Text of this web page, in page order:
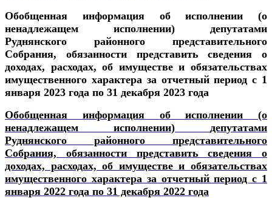
Обобщенная информация об исполнении (о
ненадлежащем исполнении) депутатами
Руднянского районного представительного
Собрания, обязанности представить сведения о
доходах, расходах, об имуществе и обязательствах
имущественного характера за отчетный период с 1
января 2023 года по 31 декабря 2023 года
Обобщенная информация об исполнении (о
ненадлежащем исполнении) депутатами
Руднянского районного представительного
Собрания, обязанности представить сведения о
доходах, расходах, об имуществе и обязательствах
имущественного характера за отчетный период с 1
января 2022 года по 31 декабря 2022 года